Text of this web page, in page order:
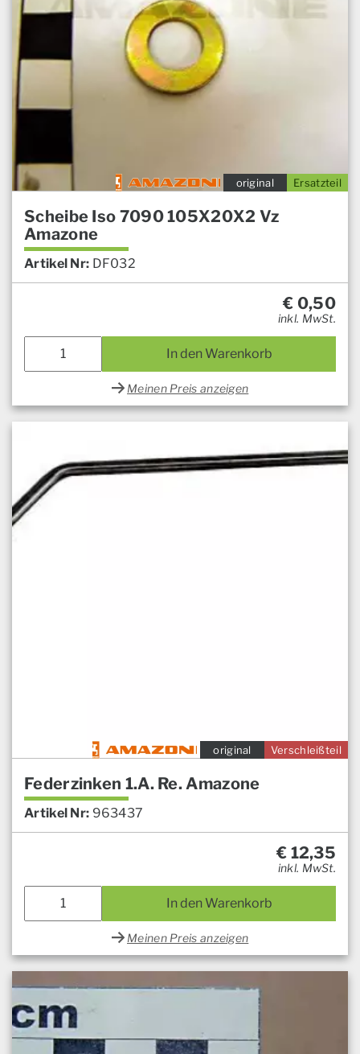
Ersatzteil
original
Scheibe Iso 7090 105X20X2 Vz
Amazone
Artikel Nr: DF032
€ 0,50
inkl. MwSt.
In den Warenkorb
Meinen Preis anzeigen
Verschleißteil
original
Federzinken 1.A. Re. Amazone
Artikel Nr: 963437
€ 12,35
inkl. MwSt.
In den Warenkorb
Meinen Preis anzeigen